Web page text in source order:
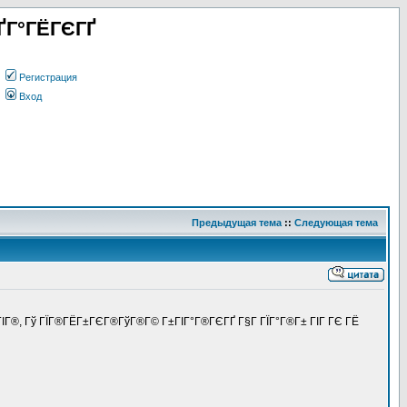
Регистрация
Вход
Предыдущая тема :: Следующая тема
Гў ГЇГ®ГЁГ±ГЄГ®ГўГ®Г© Г±ГІГ°Г®ГЄГҐ Г§Г ГЇГ°Г®Г± ГІГ ГЄ ГЁ